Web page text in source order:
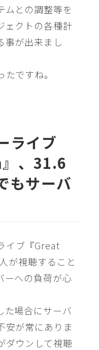
ムとの調整等を
ェクトの各種計
事が出来まし
ですね。
ライブ
、31.6
もサーバ
イブ『Great
が視聴すること
ーへの負荷が心
た場合にサーバ
安が常にありま
ダウンして視聴